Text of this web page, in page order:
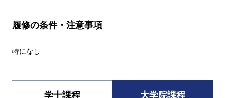
履修の条件・注意事項
特になし
学士課程 大学院課程